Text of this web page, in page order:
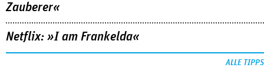
Zauberer«
Netflix: »I am Frankelda«
ALLE TIPPS